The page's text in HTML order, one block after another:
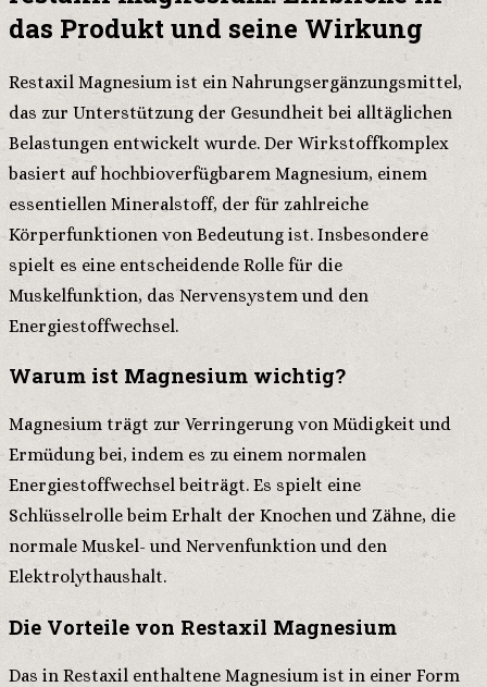
das Produkt und seine Wirkung
Restaxil Magnesium ist ein Nahrungsergänzungsmittel,
das zur Unterstützung der Gesundheit bei alltäglichen
Belastungen entwickelt wurde. Der Wirkstoffkomplex
basiert auf hochbioverfügbarem Magnesium, einem
essentiellen Mineralstoff, der für zahlreiche
Körperfunktionen von Bedeutung ist. Insbesondere
spielt es eine entscheidende Rolle für die
Muskelfunktion, das Nervensystem und den
Energiestoffwechsel.
Warum ist Magnesium wichtig?
Magnesium trägt zur Verringerung von Müdigkeit und
Ermüdung bei, indem es zu einem normalen
Energiestoffwechsel beiträgt. Es spielt eine
Schlüsselrolle beim Erhalt der Knochen und Zähne, die
normale Muskel- und Nervenfunktion und den
Elektrolythaushalt.
Die Vorteile von Restaxil Magnesium
Das in Restaxil enthaltene Magnesium ist in einer Form